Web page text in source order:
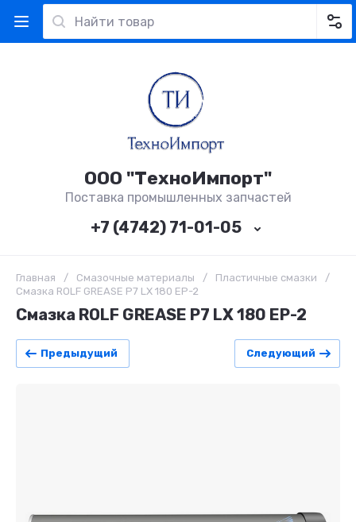
ООО "ТехноИмпорт"
Поставка промышленных запчастей
+7 (4742) 71-01-05
Главная / Смазочные материалы / Пластичные смазки
/
Смазка ROLF GREASE P7 LX 180 EP-2
Смазка ROLF GREASE P7 LX 180 EP-2
Предыдущий Следующий